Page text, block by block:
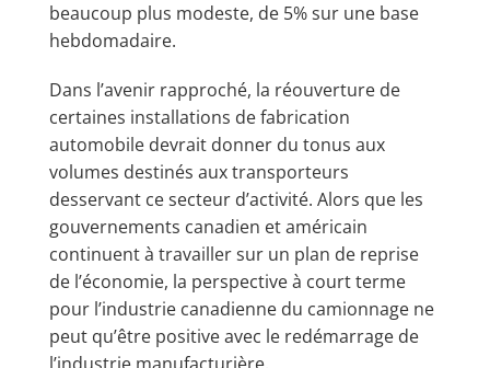
beaucoup plus modeste, de 5% sur une base
hebdomadaire.
Dans l’avenir rapproché, la réouverture de
certaines installations de fabrication
automobile devrait donner du tonus aux
volumes destinés aux transporteurs
desservant ce secteur d’activité. Alors que les
gouvernements canadien et américain
continuent à travailler sur un plan de reprise
de l’économie, la perspective à court terme
pour l’industrie canadienne du camionnage ne
peut qu’être positive avec le redémarrage de